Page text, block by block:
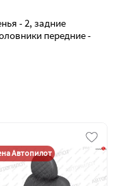
- 2, задние
передние -
Автопилот